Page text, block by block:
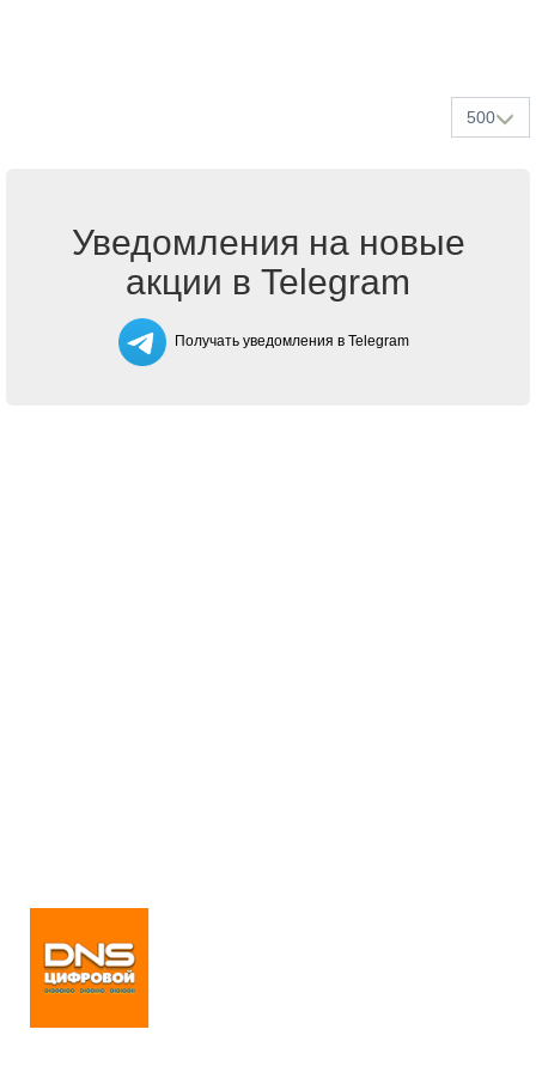
500
Уведомления на новые
акции в Telegram
Получать уведомления в Telegram